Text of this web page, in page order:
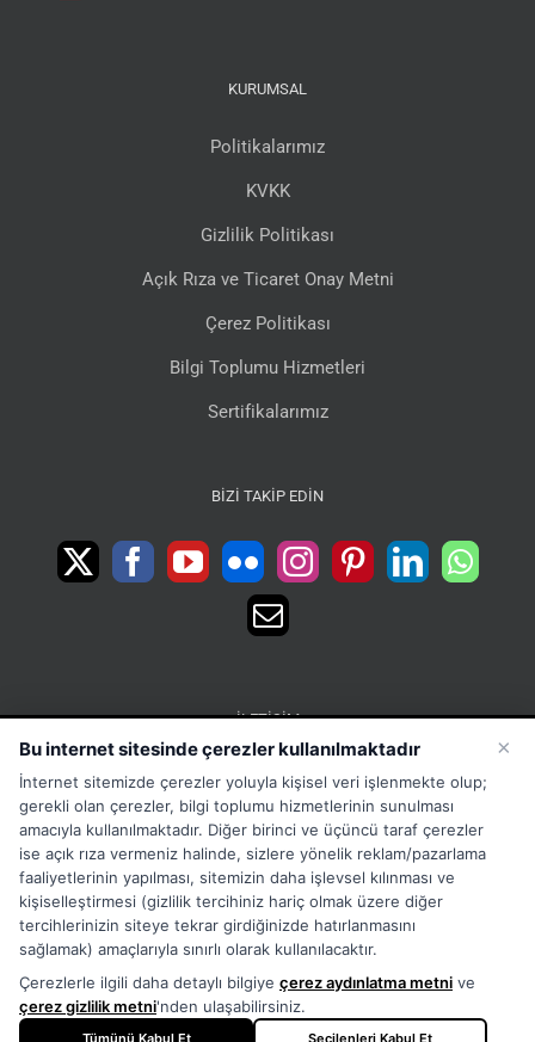
KURUMSAL
Politikalarımız
KVKK
Gizlilik Politikası
Açık Rıza ve Ticaret Onay Metni
Çerez Politikası
Bilgi Toplumu Hizmetleri
Sertifikalarımız
BIZI TAKIP EDIN
İLETIŞIM
15 Temmuz Mah. 1468 Sok. No:5 Güneşli Bağcılar
İstanbul Türkiye
Phone:Merkez:+902126563010 Destek:+908502228722
WhatsApp:+905333867971
Fax:+902126563005
Email:info@tora.com.tr
Web:TORA
×
Bu internet sitesinde çerezler kullanılmaktadır
İnternet sitemizde çerezler yoluyla kişisel veri işlenmekte olup;
gerekli olan çerezler, bilgi toplumu hizmetlerinin sunulması
amacıyla kullanılmaktadır. Diğer birinci ve üçüncü taraf çerezler
ise açık rıza vermeniz halinde, sizlere yönelik reklam/pazarlama
faaliyetlerinin yapılması, sitemizin daha işlevsel kılınması ve
kişiselleştirmesi (gizlilik tercihiniz hariç olmak üzere diğer
tercihlerinizin siteye tekrar girdiğinizde hatırlanmasını
sağlamak) amaçlarıyla sınırlı olarak kullanılacaktır.
Çerezlerle ilgili daha detaylı bilgiye çerez aydınlatma metni ve
çerez gizlilik metni'nden ulaşabilirsiniz.
Tümünü Kabul Et Seçilenleri Kabul Et